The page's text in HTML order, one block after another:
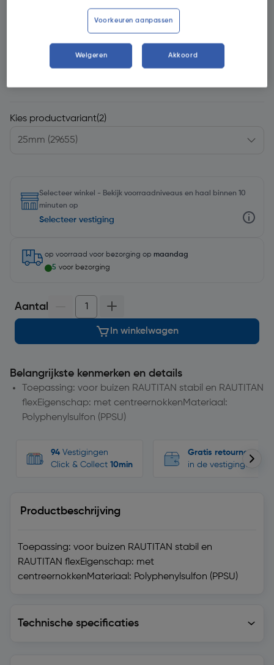
Kies productvariant(2)
Selecteer winkel - Bekijk voorraadniveaus en haal binnen 10
minuten op
Selecteer vestiging
op voorraad voor bezorging op maandag
5 voor bezorging
Aantal
In winkelwagen
Belangrijkste kenmerken en details
Toepassing: voor buizen RAUTITAN stabil en RAUTITAN
flexEigenschap: met centreernokkenMateriaal:
Polyphenylsulfon (PPSU)
94 Vestigingen
Click & Collect 10min
Gratis retourneren
in de vestigingen
Productbeschrijving
Toepassing: voor buizen RAUTITAN stabil en
RAUTITAN flexEigenschap: met
centreernokkenMateriaal: Polyphenylsulfon (PPSU)
Technische specificaties
Voorkeuren aanpassen
Weigeren Akkoord